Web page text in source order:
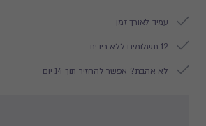
עמיד לאורך זמן
12 תשלומים ללא ריבית
לא אהבת? אפשר להחזיר תוך 14 יום